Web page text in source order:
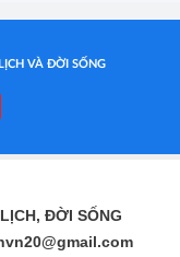
VÀ ĐỜI SỐNG
ĐỜI SỐNG